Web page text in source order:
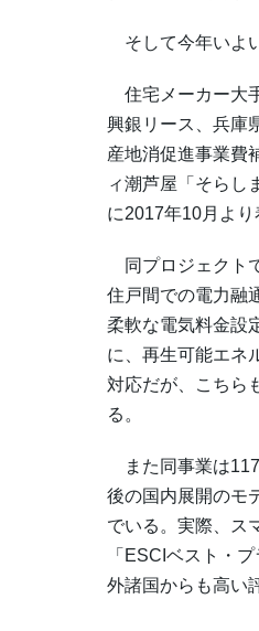
そして今年いよ
住宅メーカー大
興銀リース、兵庫
産地消促進事業費
ィ潮芦屋「そらし
に2017年10月より
同プロジェクト
住戸間での電力融
柔軟な電気料金設
に、再生可能エネ
対応だが、こちら
る。
また同事業は117
後の国内展開のモ
でいる。実際、ス
「ESCIベスト・
外諸国からも高い